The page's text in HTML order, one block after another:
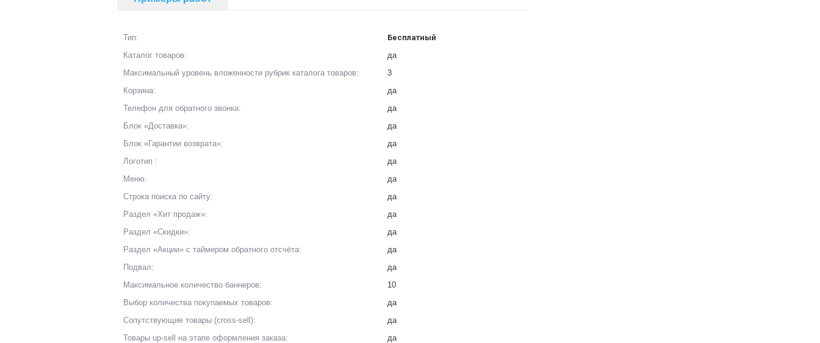
Тип:
Бесплатный
Каталог товаров:
да
Максимальный уровень вложенности рубрик каталога товаров:
3
Корзина:
да
Телефон для обратного звонка:
да
Блок «Доставка»:
да
Блок «Гарантии возврата»:
да
Логотип :
да
Меню:
да
Строка поиска по сайту:
да
Раздел «Хит продаж»:
да
Раздел «Скидки»:
да
Раздел «Акции» с таймером обратного отсчёта:
да
Подвал:
да
Максимальное количество баннеров:
10
Выбор количества покупаемых товаров:
да
Сопутствующие товары (cross-sell):
да
Товары up-sell на этапе оформления заказа:
да